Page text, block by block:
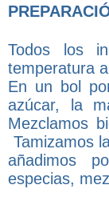
Todos los
temperatura
En un bol
azúcar, la
Mezclamos
Tamizamos
añadimos
especias,